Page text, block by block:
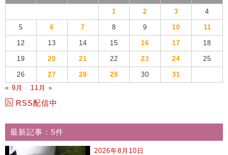
1 2 3 4
5 6 7 8 9 10 11
12 13 14 15 16 17 18
19 20 21 22 23 24 25
26 27 28 29 30
31
« 9月
11月 »
RSS配信中
最新記事：5件
2026年8月10日